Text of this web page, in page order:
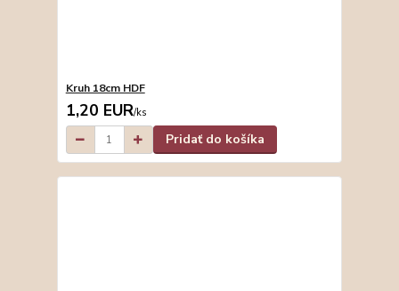
Kruh 18cm HDF
1,20 EUR/ks
Pridať do košíka